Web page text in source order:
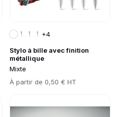
Stylo à bille avec finition
métallique
Mixte
Prix
À partir de 0,50 € HT
+4